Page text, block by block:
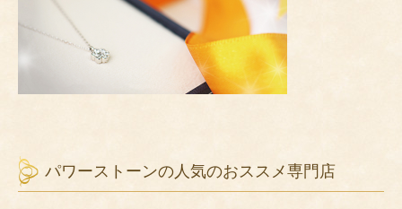
パワーストーンの人気のおススメ専門店